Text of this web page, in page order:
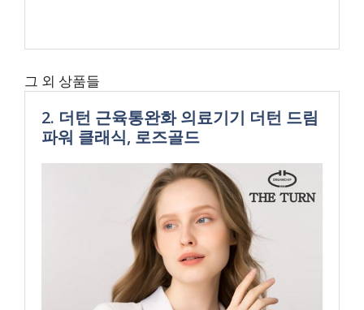
그 외 상품들
2. 더턴 근육통완화 의료기기 더턴 드림
파워 클래식, 로즈골드